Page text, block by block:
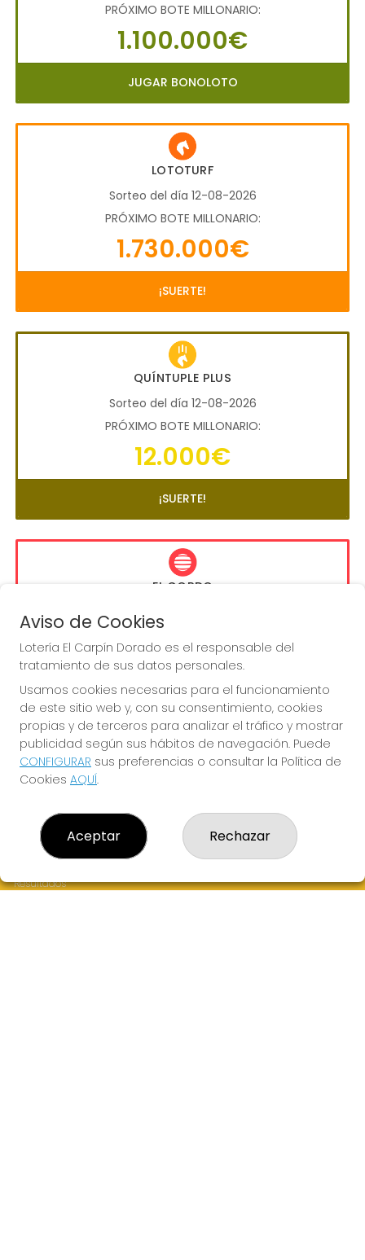
PRÓXIMO BOTE MILLONARIO:
1.100.000€
JUGAR BONOLOTO
LOTOTURF
Sorteo del día 12-08-2026
PRÓXIMO BOTE MILLONARIO:
1.730.000€
¡SUERTE!
QUÍNTUPLE PLUS
Sorteo del día 12-08-2026
PRÓXIMO BOTE MILLONARIO:
12.000€
¡SUERTE!
EL GORDO
Sorteo del día 16-08-2026
13.200.000€
JUGAR EL GORDO
LOTERÍA EL CARPÍN DORADO
¿Quiénes somos?
Resultados
Aviso de Cookies
Lotería El Carpín Dorado es el responsable del
tratamiento de sus datos personales.
Usamos cookies necesarias para el funcionamiento
de este sitio web y, con su consentimiento, cookies
propias y de terceros para analizar el tráfico y mostrar
publicidad según sus hábitos de navegación. Puede
CONFIGURAR sus preferencias o consultar la Política de
Cookies AQUÍ.
Aceptar Rechazar